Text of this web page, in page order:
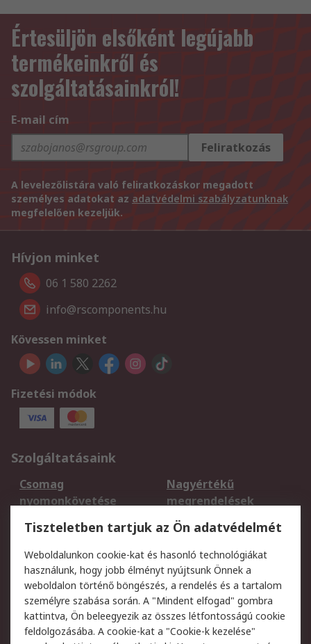
Értesüljön elsőként legújabb
termékeinkről és
szolgáltatásainkról!
E-mail cím
Feliratkozás
A levelezőlistára való feliratkozáskor megadott
személyes adatokat az adatvédelmi szabályzatunknak
megfelelően kezeljük.
Hívjon minket
06 1 580 2262
info@rscomponents.hu
Kövessen minket
Fizetési módok
Szolgáltatásaink
Csomag
nyomonkövetése
Nagyértékű
megrendelések
Regisztráció
Szállítás
Termékvisszaküldés
Szolgáltatások
Jogi
Adatvédelmi
szabályzat
Az RS értékesítési
feltételei
Tiszteletben tartjuk az Ön adatvédelmét
Weboldalunkon cookie-kat és hasonló technológiákat
használunk, hogy jobb élményt nyújtsunk Önnek a
weboldalon történő böngészés, a rendelés és a tartalom
személyre szabása során. A "Mindent elfogad" gombra
kattintva, Ön beleegyezik az összes létfontosságú cookie
feldolgozásába. A cookie-kat a "Cookie-k kezelése"